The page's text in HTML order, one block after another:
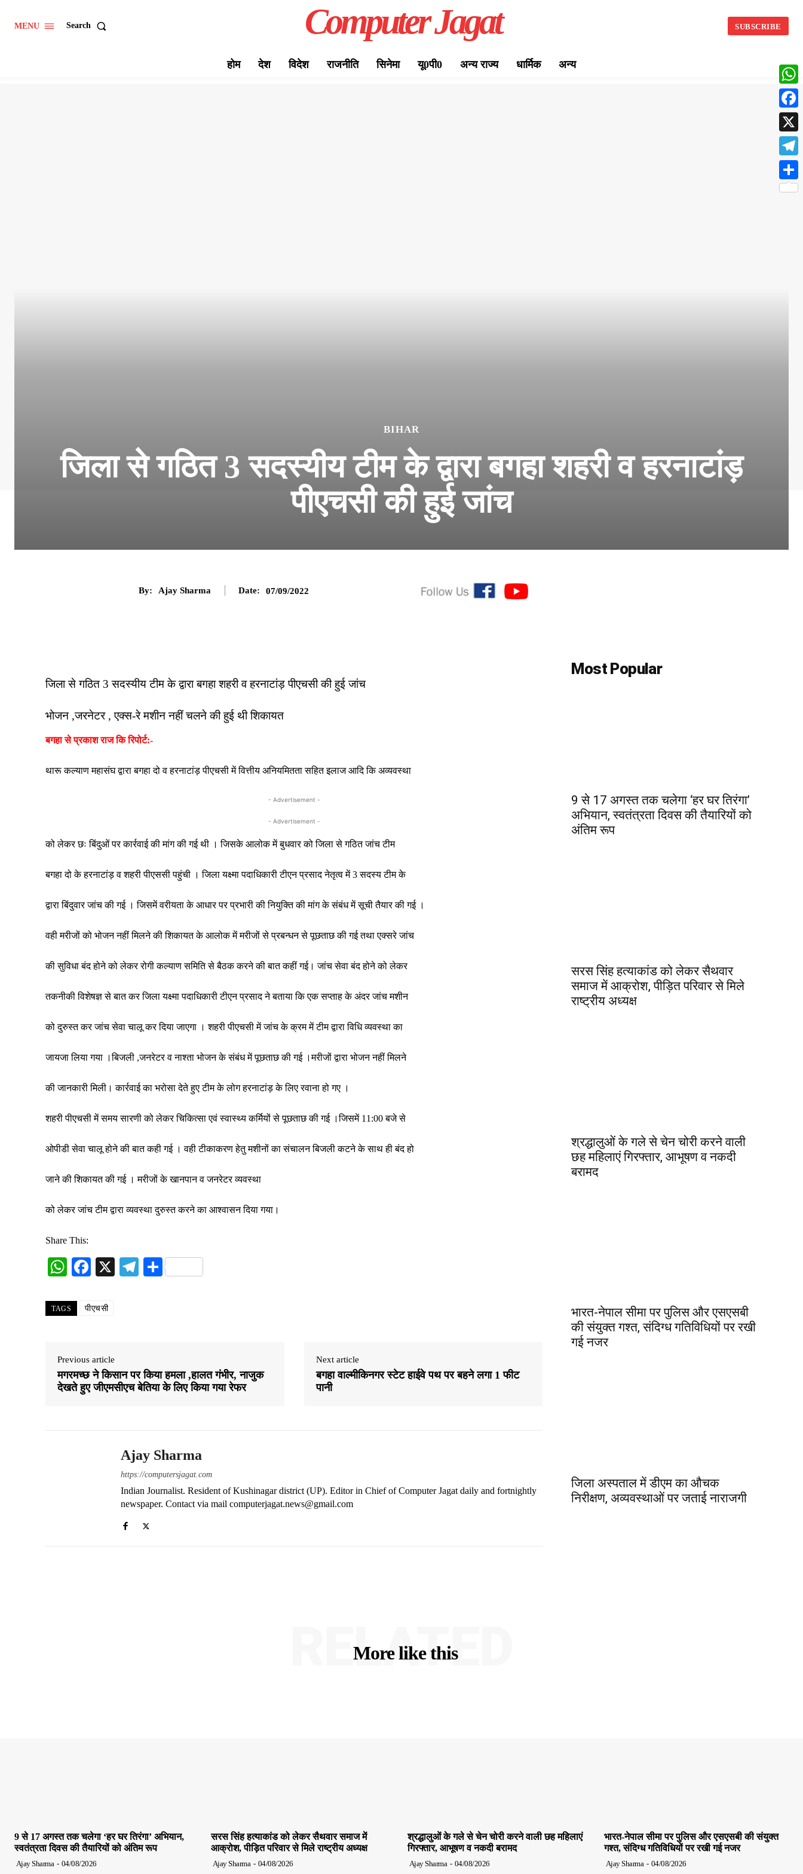
MENU Search Computer Jagat SUBSCRIBE
होम देश विदेश राजनीति सिनेमा यू0पी0 अन्य राज्य धार्मिक अन्य
BIHAR
जिला से गठित 3 सदस्यीय टीम के द्वारा बगहा शहरी व हरनाटांड़
पीएचसी की हुई जांच
By: Ajay Sharma Date: 07/09/2022
जिला से गठित 3 सदस्यीय टीम के द्वारा बगहा शहरी व हरनाटांड़ पीएचसी की हुई जांच
भोजन ,जरनेटर , एक्स-रे मशीन नहीं चलने की हुई थी शिकायत
बगहा से प्रकाश राज कि रिपोर्ट:-
थारू कल्याण महासंघ द्वारा बगहा दो व हरनाटांड़ पीएचसी में वित्तीय अनियमितता सहित इलाज आदि कि अव्यवस्था
- Advertisement -
- Advertisement -
को लेकर छः बिंदुओं पर कार्रवाई की मांग की गई थी । जिसके आलोक में बुधवार को जिला से गठित जांच टीम
बगहा दो के हरनाटांड़ व शहरी पीएससी पहुंची । जिला यक्ष्मा पदाधिकारी टीएन प्रसाद नेतृत्व में 3 सदस्य टीम के
द्वारा बिंदुवार जांच की गई । जिसमें वरीयता के आधार पर प्रभारी की नियुक्ति की मांग के संबंध में सूची तैयार की गई ।
वही मरीजों को भोजन नहीं मिलने की शिकायत के आलोक में मरीजों से प्रबन्धन से पूछताछ की गई तथा एक्सरे जांच
की सुविधा बंद होने को लेकर रोगी कल्याण समिति से बैठक करने की बात कहीं गई। जांच सेवा बंद होने को लेकर
तकनीकी विशेषज्ञ से बात कर जिला यक्ष्मा पदाधिकारी टीएन प्रसाद ने बताया कि एक सप्ताह के अंदर जांच मशीन
को दुरुस्त कर जांच सेवा चालू कर दिया जाएगा । शहरी पीएचसी में जांच के क्रम में टीम द्वारा विधि व्यवस्था का
जायजा लिया गया ।बिजली ,जनरेटर व नाश्ता भोजन के संबंध में पूछताछ की गई ।मरीजों द्वारा भोजन नहीं मिलने
की जानकारी मिली। कार्रवाई का भरोसा देते हुए टीम के लोग हरनाटांड़ के लिए रवाना हो गए ।
शहरी पीएचसी में समय सारणी को लेकर चिकित्सा एवं स्वास्थ्य कर्मियों से पूछताछ की गई ।जिसमें 11:00 बजे से
ओपीडी सेवा चालू होने की बात कही गई । वही टीकाकरण हेतु मशीनों का संचालन बिजली कटने के साथ ही बंद हो
जाने की शिकायत की गई । मरीजों के खानपान व जनरेटर व्यवस्था
को लेकर जांच टीम द्वारा व्यवस्था दुरुस्त करने का आश्वासन दिया गया।
Share This:
W
ts
Fa
bo
X
Te S
TAGS पीएचसी
Previous article
मगरमच्छ ने किसान पर किया हमला ,हालत गंभीर, नाजुक
देखते हुए जीएमसीएच बेतिया के लिए किया गया रेफर
Next article
बगहा वाल्मीकिनगर स्टेट हाईवे पथ पर बहने लगा 1 फीट
पानी
Ajay Sharma
https://computersjagat.com
Indian Journalist. Resident of Kushinagar district (UP). Editor in Chief of Computer Jagat daily and fortnightly
newspaper. Contact via mail computerjagat.news@gmail.com
Most Popular
9 से 17 अगस्त तक चलेगा ‘हर घर तिरंगा’
अभियान, स्वतंत्रता दिवस की तैयारियों को
अंतिम रूप
सरस सिंह हत्याकांड को लेकर सैथवार
समाज में आक्रोश, पीड़ित परिवार से मिले
राष्ट्रीय अध्यक्ष
श्रद्धालुओं के गले से चेन चोरी करने वाली
छह महिलाएं गिरफ्तार, आभूषण व नकदी
बरामद
भारत-नेपाल सीमा पर पुलिस और एसएसबी
की संयुक्त गश्त, संदिग्ध गतिविधियों पर रखी
गई नजर
जिला अस्पताल में डीएम का औचक
निरीक्षण, अव्यवस्थाओं पर जताई नाराजगी
More like this
RELATED
9 से 17 अगस्त तक चलेगा ‘हर घर तिरंगा’ अभियान,
स्वतंत्रता दिवस की तैयारियों को अंतिम रूप
Ajay Sharma - 04/08/2026
सरस सिंह हत्याकांड को लेकर सैथवार समाज में
आक्रोश, पीड़ित परिवार से मिले राष्ट्रीय अध्यक्ष
Ajay Sharma - 04/08/2026
श्रद्धालुओं के गले से चेन चोरी करने वाली छह महिलाएं
गिरफ्तार, आभूषण व नकदी बरामद
Ajay Sharma - 04/08/2026
भारत-नेपाल सीमा पर पुलिस और एसएसबी की संयुक्त
गश्त, संदिग्ध गतिविधियों पर रखी गई नजर
Ajay Sharma - 04/08/2026
X
Share